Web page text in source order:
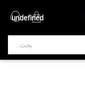
undefined